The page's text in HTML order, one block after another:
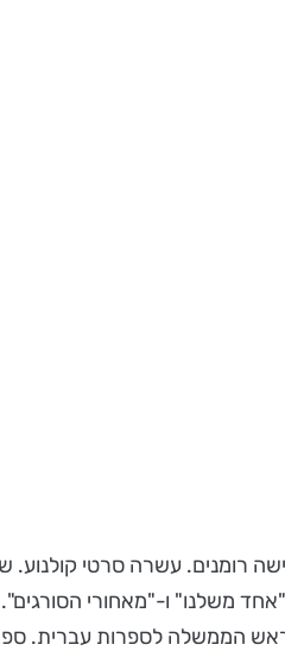
משלנו" ו-"מאחורי
ראש הממשלה לספרות עברית.